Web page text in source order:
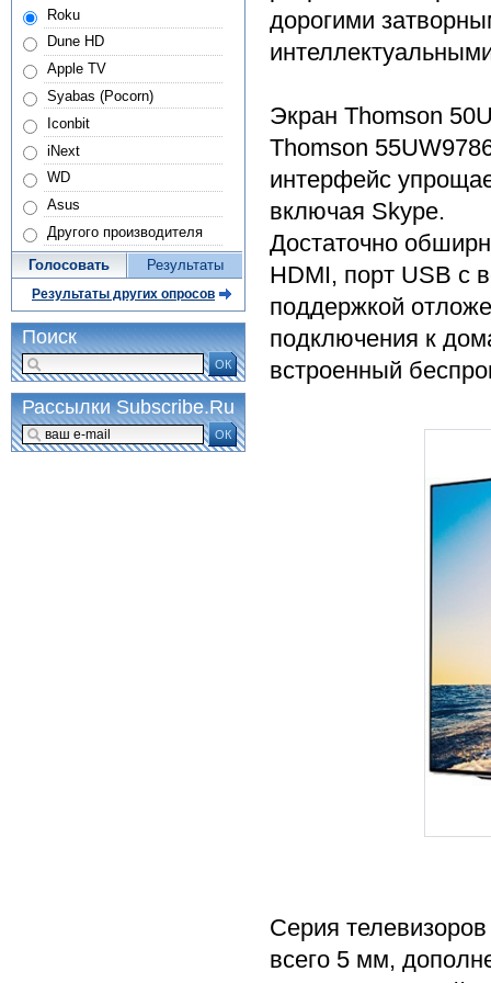
дорогими
Экран Thomson
Thomson
интерфейс
включая Skype.
Достаточно
HDMI, порт USB с
поддержкой
подключения к
встроенный
Серия
всего 5 мм,
Roku
Dune HD
Apple TV
Syabas (Pocorn)
Iconbit
iNext
WD
Asus
Другого производителя
Голосовать Результаты
Результаты других опросов
Поиск
ОК
Рассылки Subscribe.Ru
ОК